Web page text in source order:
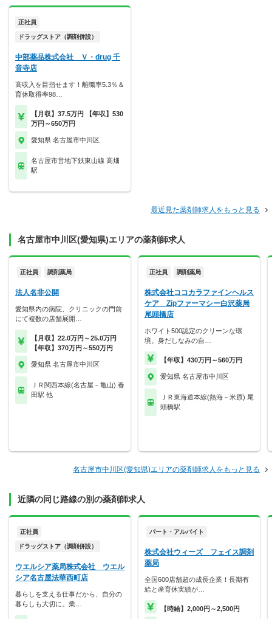
正社員
ドラッグストア（調剤併設）
中部薬品株式会社 Ｖ・drug 千
音寺店
高収入を目指せます！離職率5.3％＆
育休取得率98…
【月収】37.5万円 【年収】530
万円～650万円
愛知県 名古屋市中川区
名古屋市営地下鉄東山線 高畑
駅
最近見た薬剤師求人をもっと見る
名古屋市中川区(愛知県)エリアの薬剤師求人
正社員 調剤薬局
法人名非公開
愛知県内の病院、クリニックの門前
にて複数の店舗展開…
【月収】22.0万円～25.0万円
【年収】370万円～550万円
愛知県 名古屋市中川区
ＪＲ関西本線(名古屋－亀山) 春
田駅 他
正社員 調剤薬局
株式会社ココカラファインヘルス
ケア Zipファーマシー白沢薬局
尾頭橋店
ホワイト500認定のクリーンな環
境。身だしなみの自…
【年収】430万円～560万円
愛知県 名古屋市中川区
ＪＲ東海道本線(熱海－米原) 尾
頭橋駅
名古屋市中川区(愛知県)エリアの薬剤師求人をもっと見る
近隣の同じ路線の別の薬剤師求人
正社員
ドラッグストア（調剤併設）
ウエルシア薬局株式会社 ウエル
シア名古屋法華西町店
暮らしを支える仕事だから、自分の
暮らしも大切に。業…
パート・アルバイト
株式会社ウィーズ フェイス調剤
薬局
全国600店舗超の成長企業！長期有
給と産育休実績が…
【時給】2,000円～2,500円